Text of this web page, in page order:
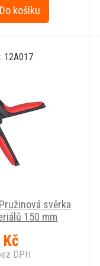
Do košíku
12A017
svěrka
150 mm
Kč
DPH